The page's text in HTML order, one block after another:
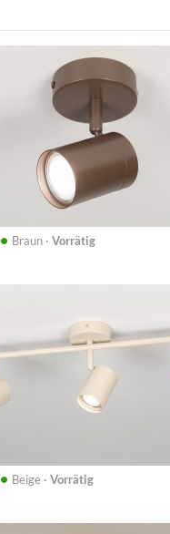
• Braun · Vorrätig
• Beige · Vorrätig